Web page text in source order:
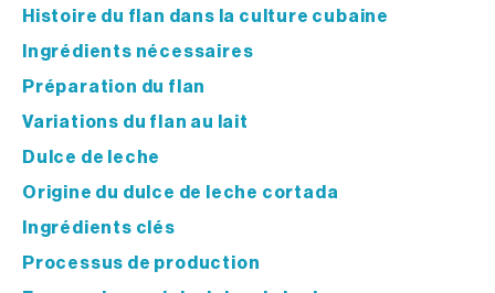
Histoire du flan dans la culture cubaine
Ingrédients nécessaires
Préparation du flan
Variations du flan au lait
Dulce de leche
Origine du dulce de leche cortada
Ingrédients clés
Processus de production